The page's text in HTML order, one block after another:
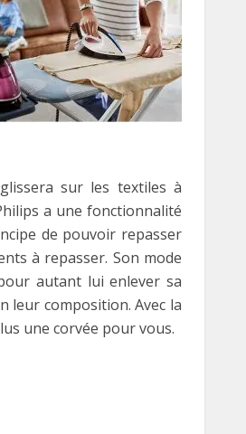
sur les textiles à
a une fonctionnalité
de pouvoir repasser
à repasser. Son mode
autant lui enlever sa
leur composition. Avec la
une corvée pour vous.